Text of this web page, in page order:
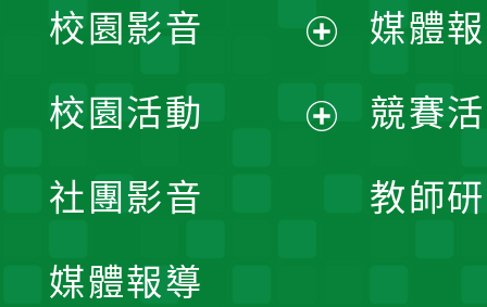
媒體
競賽
教師
校園影音
開
校園活動
社團影音
媒體報導